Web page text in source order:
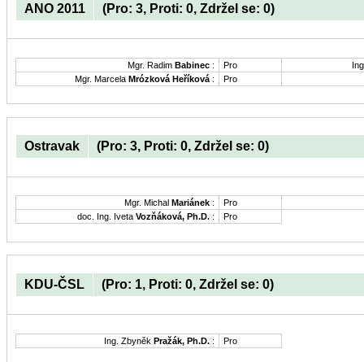
ANO 2011 (Pro: 3, Proti: 0, Zdržel se: 0)
Mgr. Radim Babinec : Pro
Mgr. Marcela Mrózková Heříková : Pro
Ostravak (Pro: 3, Proti: 0, Zdržel se: 0)
Mgr. Michal Mariánek :
Pro
doc. Ing. Iveta Vozňáková, Ph.D. : Pro
KDU-ČSL (Pro: 1, Proti: 0, Zdržel se: 0)
Ing. Zbyněk Pražák, Ph.D. : Pro